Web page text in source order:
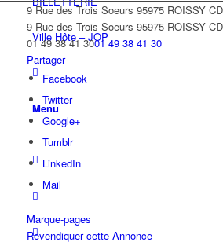
Ville Hôte – JOP
Menu
9 Rue des Trois Soeurs 95975 ROISSY
9 Rue des Trois Soeurs 95975 ROISSY
01 49 38 41 3001 49 38 41 30
Partager
Facebook
Twitter
Google+
Tumblr
LinkedIn
Mail
Marque-pages
Revendiquer cette Annonce